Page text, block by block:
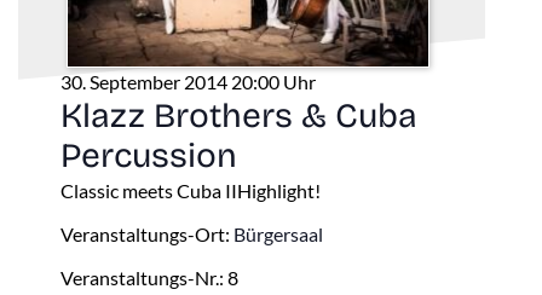
30. September 2014 20:00 Uhr
Klazz Brothers & Cuba
Percussion
Classic meets Cuba IIHighlight!
Veranstaltungs-Ort: Bürgersaal
Veranstaltungs-Nr.: 8